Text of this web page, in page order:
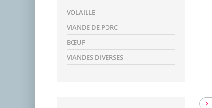
VOLAILLE
VIANDE DE PORC
BŒUF
VIANDES DIVERSES
